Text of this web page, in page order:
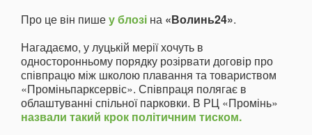
Про це він пишеу блозі на «Волинь24».
Нагадаємо, у луцькій мерії хочуть в
односторонньому порядку розірвати договір про
співпрацю між школою плавання та товариством
«Проміньпарксервіс». Співпраця полягає в
облаштуванні спільної парковки. В РЦ «Промінь»
назвали такий крок політичним тиском.